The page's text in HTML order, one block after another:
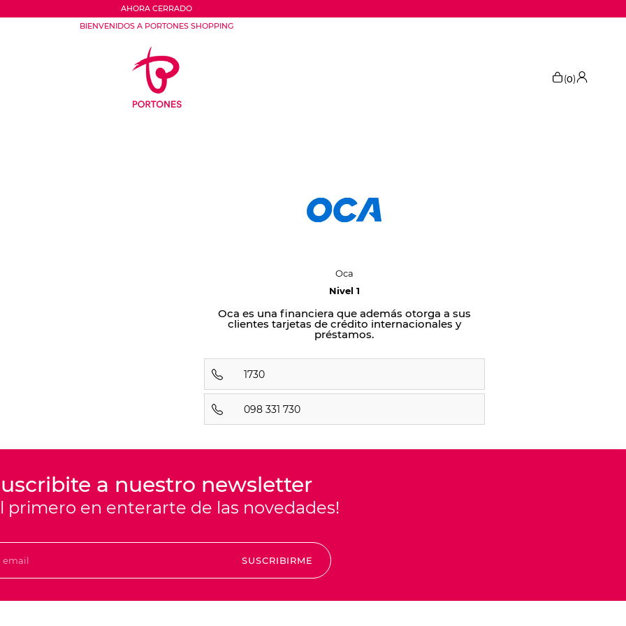
AHORA CERRADO
BIENVENIDOS A PORTONES SHOPPING
(0)
Oca
Nivel 1
Oca es una financiera que además otorga a sus
clientes tarjetas de crédito internacionales y
préstamos.
1730
098 331 730
a nuestro newsletter
primero en enterarte de las novedades!
SUSCRIBIRME